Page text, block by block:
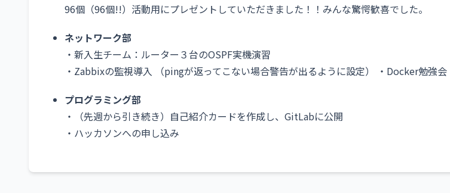
96個（96個!!）活動用にプレゼントしていただきました！！みんな驚愕歓喜でした。
ネットワーク部
・新入生チーム：ルーター３台のOSPF実機演習
・Zabbixの監視導入 （pingが返ってこない場合警告が出るように設定） ・Docker勉強会
プログラミング部
・（先週から引き続き）自己紹介カードを作成し、GitLabに公開
・ハッカソンへの申し込み